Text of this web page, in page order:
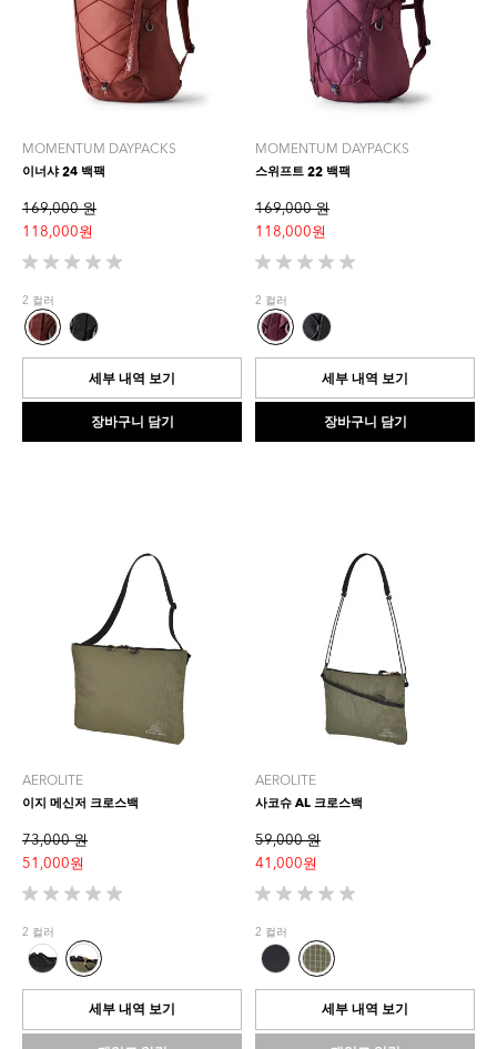
MOMENTUM DAYPACKS
이너샤 24 백팩
169,000 원
118,000 원
별
5
개
중
0.0
입
다.
2 컬러
세부 내역 보기
장바구니 담기
MOMENTUM DAYPACKS
스위프트 22 백팩
169,000 원
118,000 원
별
5
개
중
0.0
입
다.
2 컬러
세부 내역 보기
장바구니 담기
AEROLITE
이지 메신저 크로스백
73,000 원
51,000 원
별
5
개
중
0.0
입
2 컬러
세부 내역 보기
AEROLITE
사코슈 AL 크로스백
59,000 원
41,000 원
별
5
개
중
0.0
입
2 컬러
세부 내역 보기